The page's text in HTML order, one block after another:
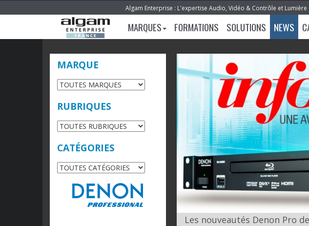
Algam Enterprise : L'expertise Audio, Vidéo & Contrôle et Lumière
MARQUES FORMATIONS SOLUTIONS NEWS
MARQUE
RUBRIQUES
CATÉGORIES
Les nouveautés Denon Pro